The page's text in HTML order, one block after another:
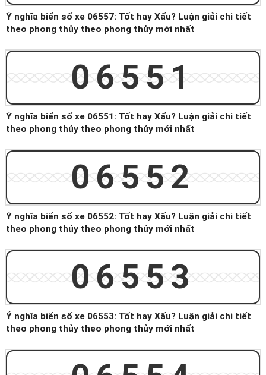
Ý nghĩa biển số xe 06557: Tốt hay Xấu? Luận giải chi tiết
theo phong thủy theo phong thủy mới nhất
06551
Ý nghĩa biển số xe 06551: Tốt hay Xấu? Luận giải chi tiết
theo phong thủy theo phong thủy mới nhất
06552
Ý nghĩa biển số xe 06552: Tốt hay Xấu? Luận giải chi tiết
theo phong thủy theo phong thủy mới nhất
06553
Ý nghĩa biển số xe 06553: Tốt hay Xấu? Luận giải chi tiết
theo phong thủy theo phong thủy mới nhất